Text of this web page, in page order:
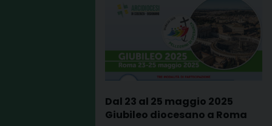
Dal 23 al 25 maggio 2025
Giubileo diocesano a Roma